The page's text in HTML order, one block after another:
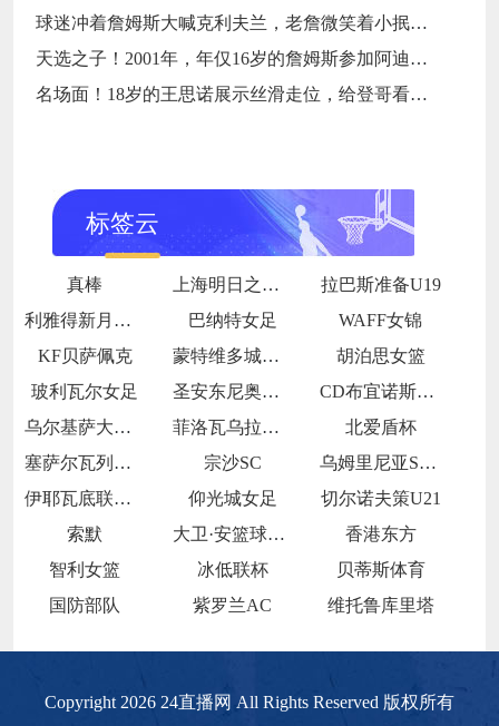
球迷冲着詹姆斯大喊克利夫兰，老詹微笑着小抿一口香槟
天选之子！2001年，年仅16岁的詹姆斯参加阿迪达斯的训练营
名场面！18岁的王思诺展示丝滑走位，给登哥看得一愣一愣的
标签云
真棒 上海明日之星冠军杯小组赛A组
拉巴斯准备U19
利雅得新月女足
巴纳特女足
WAFF女锦
KF贝萨佩克
蒙特维多城图尔克后备
胡泊思女篮
玻利瓦尔女足
圣安东尼奥布鲁布鲁女足
CD布宜诺斯艾利斯FC
乌尔基萨大学女足
菲洛瓦乌拉斯FC
北爱盾杯
塞萨尔瓦列霍后备队
宗沙SC
乌姆里尼亚SCC
伊耶瓦底联女足
仰光城女足
切尔诺夫策U21
索默
大卫·安篮球学院
香港东方
智利女篮
冰低联杯
贝蒂斯体育
国防部队
紫罗兰AC 维托鲁库里塔
Copyright 2026 24直播网 All Rights Reserved 版权所有